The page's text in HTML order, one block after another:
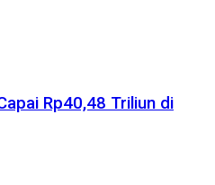
Rp40,48 Triliun di